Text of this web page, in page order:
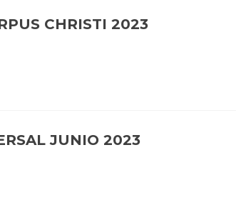
CHRISTI 2023
JUNIO 2023